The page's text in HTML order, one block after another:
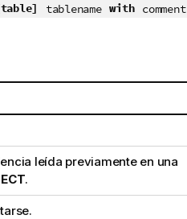
tablename with comment
leída previamente en una
.